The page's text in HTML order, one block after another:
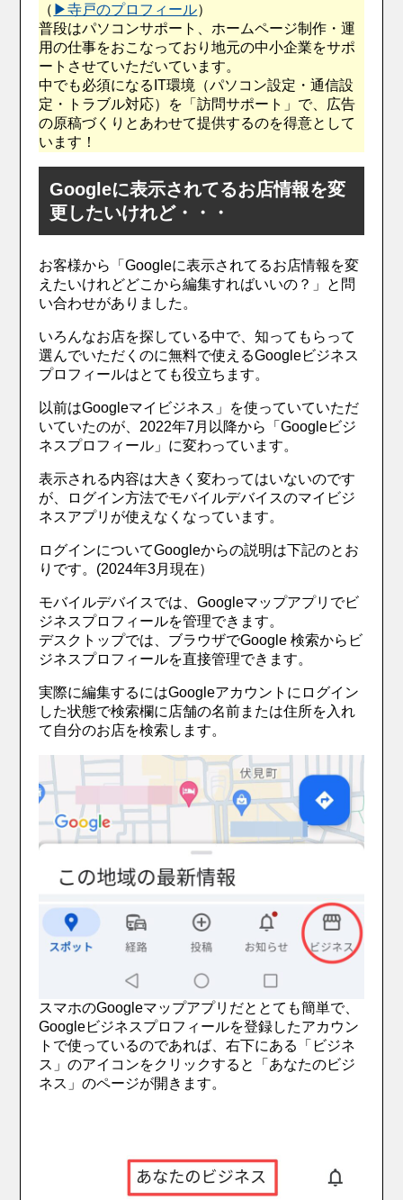
（ ▶︎寺戸のプロフィール）
普段はパソコンサポート、ホームページ制作・運
用の仕事をおこなっており地元の中小企業をサポ
ートさせていただいています。
中でも必須になるIT環境（パソコン設定・通信設
定・トラブル対応）を「訪問サポート」で、広告
の原稿づくりとあわせて提供するのを得意として
います！
Googleに表示されてるお店情報を変
更したいけれど・・・
お客様から「Googleに表示されてるお店情報を変
えたいけれどどこから編集すればいいの？」と問
い合わせがありました。
いろんなお店を探している中で、知ってもらって
選んでいただくのに無料で使えるGoogleビジネス
プロフィールはとても役立ちます。
以前はGoogleマイビジネス」を使っていていただ
いていたのが、2022年7月以降から「Googleビジ
ネスプロフィール」に変わっています。
表示される内容は大きく変わってはいないのです
が、ログイン方法でモバイルデバイスのマイビジ
ネスアプリが使えなくなっています。
ログインについてGoogleからの説明は下記のとお
りです。(2024年3月現在）
モバイルデバイスでは、Googleマップアプリでビ
ジネスプロフィールを管理できます。
デスクトップでは、ブラウザでGoogle 検索からビ
ジネスプロフィールを直接管理できます。
実際に編集するにはGoogleアカウントにログイン
した状態で検索欄に店舗の名前または住所を入れ
て自分のお店を検索します。
スマホのGoogleマップアプリだととても簡単で、
Googleビジネスプロフィールを登録したアカウン
トで使っているのであれば、右下にある「ビジネ
ス」のアイコンをクリックすると「あなたのビジ
ネス」のページが開きます。